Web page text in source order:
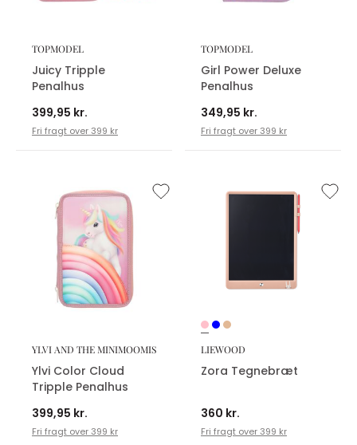
TOPMODEL
Juicy Tripple
Penalhus
399,95 kr.
Fri fragt over 399 kr
TOPMODEL
Girl Power Deluxe
Penalhus
349,95 kr.
Fri fragt over 399 kr
YLVI AND THE MINIMOOMIS
Ylvi Color Cloud
Tripple Penalhus
399,95 kr.
Fri fragt over 399 kr
LIEWOOD
Zora Tegnebræt
360 kr.
Fri fragt over 399 kr